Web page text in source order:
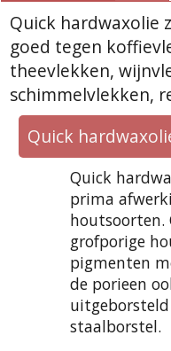
Quick hardwaxolie
goed tegen
theevlekken,
schimmelvlekken,
Quick
Quick
prima
houtsoorten.
grofporige
pigmenten
de porieen
staalborstel.